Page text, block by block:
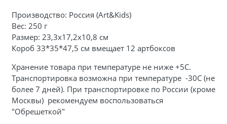
Производство: Россия (Art&Kids)
Вес: 250 г
Размер: 23,3х17,2х10,8 см
Короб 33*35*47,5 см вмещает 12 артбоксов
Хранение товара при температуре не ниже +5С.
Транспортировка возможна при температуре -30С (не
более 7 дней). При транспортировке по России (кроме
Москвы) рекомендуем воспользоваться
"Обрешеткой"